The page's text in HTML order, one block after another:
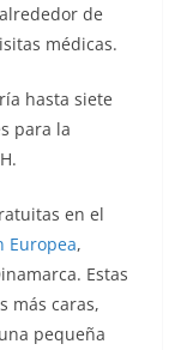
de
médicas.
hasta siete
para la
en el
Europea,
Estas
más caras,
pequeña